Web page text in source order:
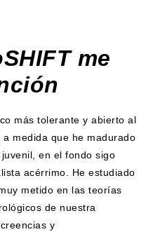
me
más tolerante y abierto al
medida que he madurado
en el fondo sigo
acérrimo. He estudiado
metido en las teorías
de nuestra
y